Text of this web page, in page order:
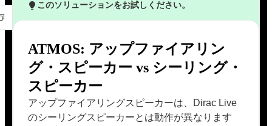
このソリューションをお試しください。
ATMOS: アップファイアリン
グ・スピーカー vs シーリング・
スピーカー
アップファイアリングスピーカーは、Dirac Live
のシーリングスピーカーとは動作が異なります